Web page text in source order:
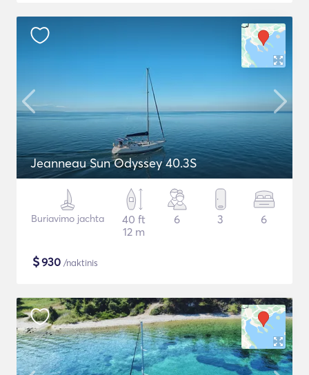
Jeanneau Sun Odyssey 40.3S
Buriavimo jachta
40 ft
12 m
6 3 6
$930 /naktinis